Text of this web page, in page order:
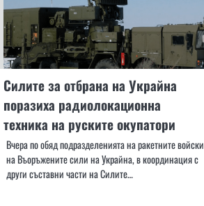
Силите за отбрана на Украйна
поразиха радиолокационна
техника на руските окупатори
Вчера по обяд подразделенията на ракетните войски
на Въоръжените сили на Украйна, в координация с
други съставни части на Силите…